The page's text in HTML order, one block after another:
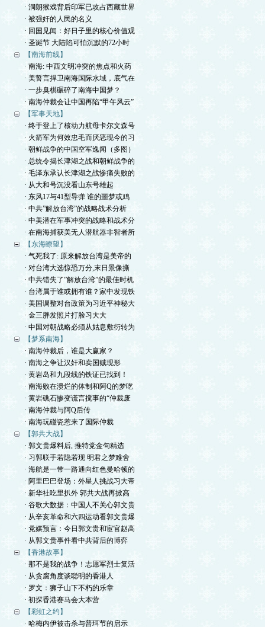
· 洞朗猴戏背后印军已攻占西藏世界
· 被强奸的人民的名义
· 回国见闻：好日子里的核心价值观
· 圣诞节 大陆陷可怕沉默的72小时
【南海前线】
· 南海: 中西文明冲突的焦点和火药
· 美誓言捍卫南海国际水域，底气在
· 一步臭棋碾碎了南海中国梦？
· 南海仲裁会让中国再陷“甲午风云”
【军事天地】
· 终于登上了核动力航母卡尔文森号
· 火箭军为何效忠毛而厌恶现今的习
· 朝鲜战争的中国空军逸闻（多图）
· 总统令揭长津湖之战和朝鲜战争的
· 毛泽东承认长津湖之战惨痛失败的
· 从大和号沉没看山东号雄起
· 东风17与41型导弹 谁的噩梦或鸡
· 中共”解放台湾”的战略战术分析
· 中美潜在军事冲突的战略和战术分
· 在南海捕获美无人潜航器非智者所
【东海瞭望】
· 气死我了: 原来解放台湾是美帝的
· 对台湾大选惊恐万分,末日景像撕
· 中共错失了”解放台湾”的最佳时机
· 台湾属于谁或拥有谁？家中发现铁
· 美国调整对台政策为习近平神秘大
· 金三胖发照片打脸习大大
· 中国对朝战略必须从姑息敷衍转为
【梦系南海】
· 南海仲裁后，谁是大赢家？
· 南海之争让汉奸和卖国贼现形
· 黄岩岛和九段线的铁证已找到！
· 南海败在溃烂的体制和阿Q的梦呓
· 黄岩礁石惨变谎言搅事的“仲裁废
· 南海仲裁与阿Q后传
· 南海玩碰瓷惹来了国际仲裁
【郭共大战】
· 郭文贵爆料后, 推特党金句精选
· 习郭联手若隐若现 明君之梦难舍
· 海航是一带一路通向红色曼哈顿的
· 阿里巴巴登场：外星人挑战习大帝
· 新华社吃里扒外 郭共大战再掀高
· 谷歌大数据：中国人不关心郭文贵
· 从辛亥革命和六四运动看郭文贵爆
· 党媒预言：今日郭文贵和宦官赵高
· 从郭文贵事件看中共背后的博弈
【香港故事】
· 那不是我的战争！志愿军烈士复活
· 从贪腐角度谈聪明的香港人
· 罗文：狮子山下不朽的乐章
· 初探香港赛马会大本营
【彩虹之约】
· 哈梅内伊被击杀与普珥节的启示